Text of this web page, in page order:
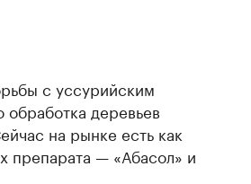
с уссурийским
деревьев
на рынке есть как
препарата — «Абасол» и